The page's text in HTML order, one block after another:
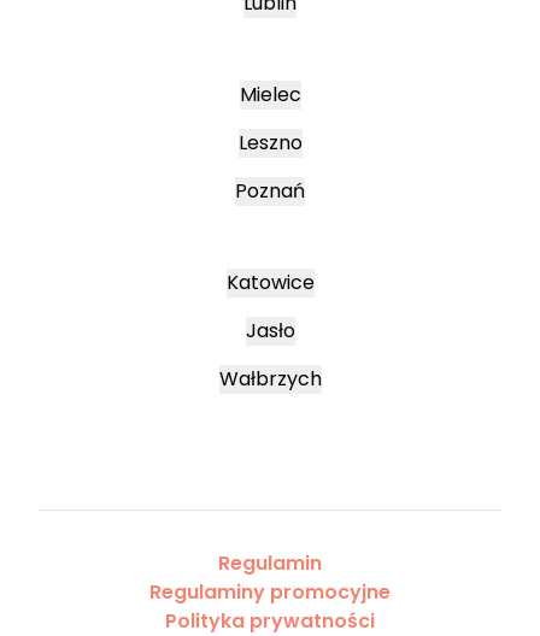
Mielec
Leszno
Poznań
Katowice
Jasło
Wałbrzych
Regulamin
Regulaminy promocyjne
Polityka prywatności